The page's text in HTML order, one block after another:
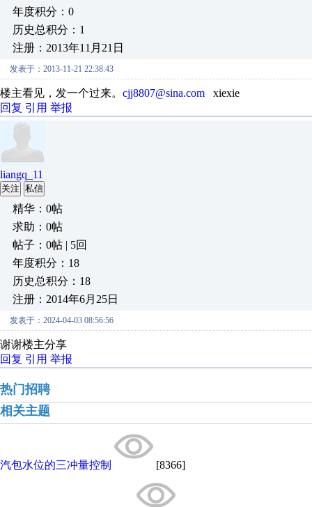
年度积分：0
历史总积分：1
注册：2013年11月21日
发表于：2013-11-21 22:38:43
楼主看见，发一个过来。 cjj8807@sina.com xiexie
回复 引用 举报
liangq_11
关注 私信
精华：0帖
求助：0帖
帖子：0帖 | 5回
年度积分：18
历史总积分：18
注册：2014年6月25日
发表于：2024-04-03 08:56:56
谢谢楼主分享
回复 引用 举报
热门招聘
相关主题
汽包水位的三冲量控制 [8366]